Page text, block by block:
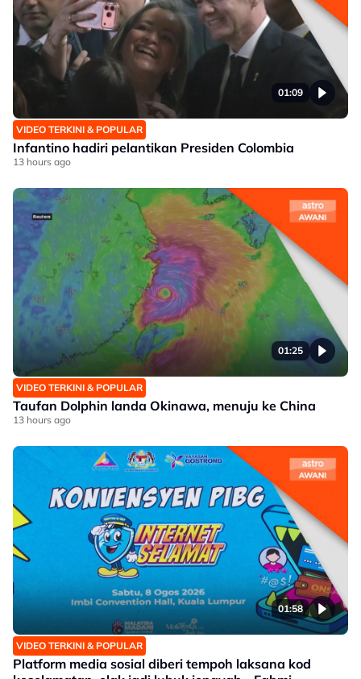
01:09
VIDEO TERKINI & POPULAR
Infantino hadiri pelantikan Presiden Colombia
13 hours ago
01:25
VIDEO TERKINI & POPULAR
Taufan Dolphin landa Okinawa, menuju ke China
13 hours ago
01:58
VIDEO TERKINI & POPULAR
Platform media sosial diberi tempoh laksana kod